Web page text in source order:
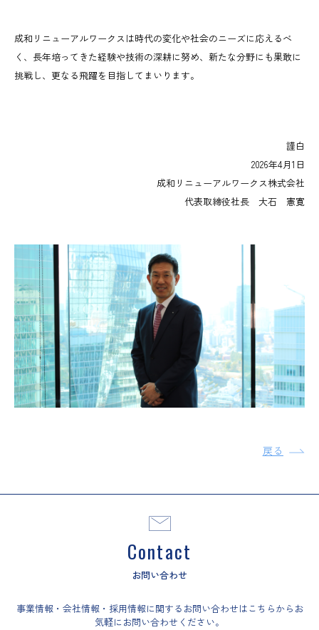
成和リニューアルワークスは時代の変化や社会のニーズに応えるべ
く、長年培ってきた経験や技術の深耕に努め、新たな分野にも果敢に
挑戦し、更なる飛躍を目指してまいります。
謹白
2026年4月1日
成和リニューアルワークス株式会社
代表取締役社長 大石 憲寛
戻る
Contact
お問い合わせ
事業情報・会社情報・採用情報に関するお問い合わせはこちらからお
気軽にお問い合わせください。